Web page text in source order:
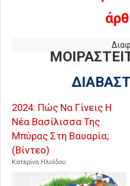
2024: Πώς Να Γίνεις Η
Νέα Βασίλισσα Της
Μπύρας Στη Βαυαρία;
(Βίντεο)
Κατερίνα Ηλιάδου